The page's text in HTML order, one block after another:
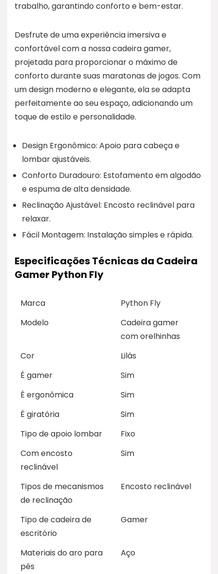
trabalho, garantindo conforto e bem-estar.
Desfrute de uma experiência imersiva e
confortável com a nossa cadeira gamer,
projetada para proporcionar o máximo de
conforto durante suas maratonas de jogos. Com
um design moderno e elegante, ela se adapta
perfeitamente ao seu espaço, adicionando um
toque de estilo e personalidade.
Design Ergonômico: Apoio para cabeça e
lombar ajustáveis.
Conforto Duradouro: Estofamento em algodão
e espuma de alta densidade.
Reclinação Ajustável: Encosto reclinável para
relaxar.
Fácil Montagem: Instalação simples e rápida.
Especificações Técnicas da Cadeira
Gamer Python Fly
Marca
Python Fly
Modelo
Cadeira gamer
com orelhinhas
Cor
Lilás
É gamer
Sim
É ergonômica
Sim
É giratória
Sim
Tipo de apoio lombar
Fixo
Com encosto
reclinável
Sim
Tipos de mecanismos
de reclinação
Encosto reclinável
Tipo de cadeira de
escritório
Gamer
Materiais do aro para
pés
Aço